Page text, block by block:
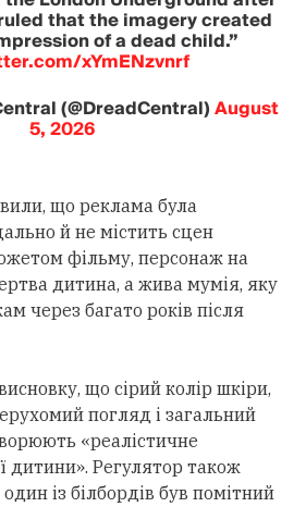
that the imagery created
of a dead child.”
xYmENzvnrf
(@DreadCentral)August
5, 2026
що реклама була
й не містить сцен
фільму, персонаж на
дитина, а жива мумія, яку
через багато років після
що сірий колір шкіри,
погляд і загальний
«реалістичне
дитини». Регулятор також
із білбордів був помітний